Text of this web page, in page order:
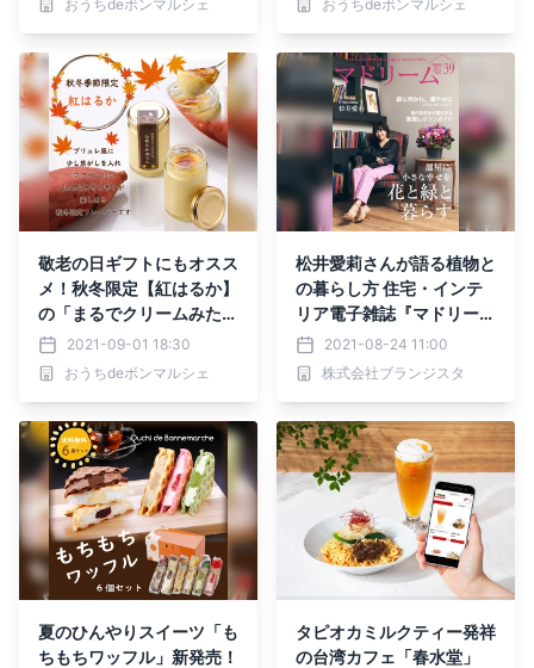
おうちdeボンマルシェ
おうちdeボンマルシェ
敬老の日ギフトにもオスス
メ！秋冬限定【紅はるか】
の「まるでクリームみたい
な なめらかぷりん」新発
売！
2021-09-01 18:30
おうちdeボンマルシェ
松井愛莉さんが語る植物と
の暮らし方 住宅・インテ
リア電子雑誌『マドリー
ム』Vol.39公開
2021-08-24 11:00
株式会社ブランジスタ
夏のひんやりスイーツ「も
ちもちワッフル」新発売！
タピオカミルクティー発祥
の台湾カフェ「春水堂」